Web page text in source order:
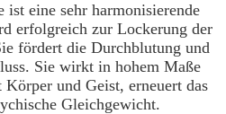
ist eine sehr harmonisierende
erfolgreich zur Lockerung der
fördert die Durchblutung und
Sie wirkt in hohem Maße
Körper und Geist, erneuert das
Gleichgewicht.